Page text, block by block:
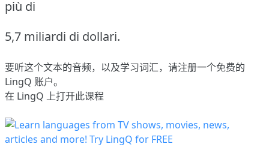
più di
5,7 miliardi di dollari.
要听这个文本的音频，以及学习词汇，请注册一个免费的
LingQ 账户。
在 LingQ 上打开此课程